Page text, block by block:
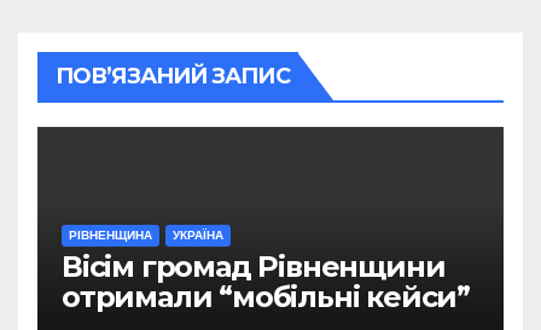
ПОВ’ЯЗАНИЙ ЗАПИС
РІВНЕНЩИНА УКРАЇНА
Вісім громад Рівненщини
отримали “мобільні кейси”